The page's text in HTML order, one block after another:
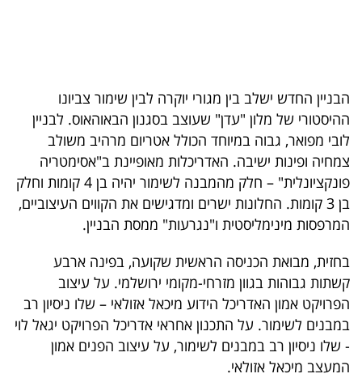
UNDER
40
שיתופי
פעולה
דרושים
ניוזלטרים
הבניין החדש ישלב בין מגורי יוקרה לבין שימור צביונו
ההיסטורי של מלון "עדן" שעוצב בסגנון הבאוהאוס. לבניין
לובי מפואר, גבוה במיוחד הכולל אטריום מרהיב משולב
צמחיה ופינות ישיבה. האדריכלות מאופיינת ב"אסימטריה
פונקציונלית" – חלק מהמבנה לשימור יהיה בן 4 קומות וחלק
בן 3 קומות. החלונות ישרים ומדגישים את הקווים העיצוביים,
המרפסות מינימליסטית ו"נגרעות" ממסת הבניין.
בחזית, מבואת הכניסה הראשית שקועה, בפינה ארבע
קשתות גבוהות בגוון מזרחי-מקומי ירושלמי. על עיצוב
הפרויקט אמון האדריכל הידוע מיכאל אזולאי – שלו ניסיון רב
במבנים לשימור. על התכנון אחראי אדריכל הפרויקט יגאל לוי
- שלו ניסיון רב במבנים לשימור, על עיצוב הפנים אמון
המעצב מיכאל אזולאי.